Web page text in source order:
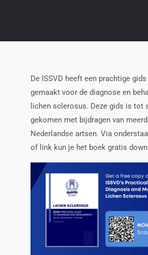
De ISSVD heeft een prachtige
gemaakt voor de diagnose en
lichen sclerosus. Deze gids is tot
gekomen met bijdragen van
Nederlandse artsen. Via
of link kun je het boek gratis